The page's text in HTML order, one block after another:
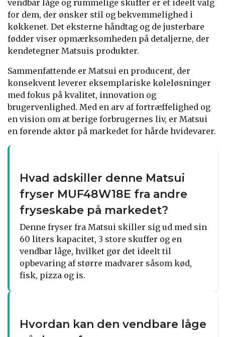
vendbar låge og rummelige skuffer er et ideelt valg
for dem, der ønsker stil og bekvemmelighed i
køkkenet. Det eksterne håndtag og de justerbare
fødder viser opmærksomheden på detaljerne, der
kendetegner Matsuis produkter.
Sammenfattende er Matsui en producent, der
konsekvent leverer eksemplariske køleløsninger
med fokus på kvalitet, innovation og
brugervenlighed. Med en arv af fortræffelighed og
en vision om at berige forbrugernes liv, er Matsui
en førende aktør på markedet for hårde hvidevarer.
Hvad adskiller denne Matsui
fryser MUF48W18E fra andre
fryseskabe på markedet?
Denne fryser fra Matsui skiller sig ud med sin
60 liters kapacitet, 3 store skuffer og en
vendbar låge, hvilket gør det ideelt til
opbevaring af større madvarer såsom kød,
fisk, pizza og is.
Hvordan kan den vendbare låge